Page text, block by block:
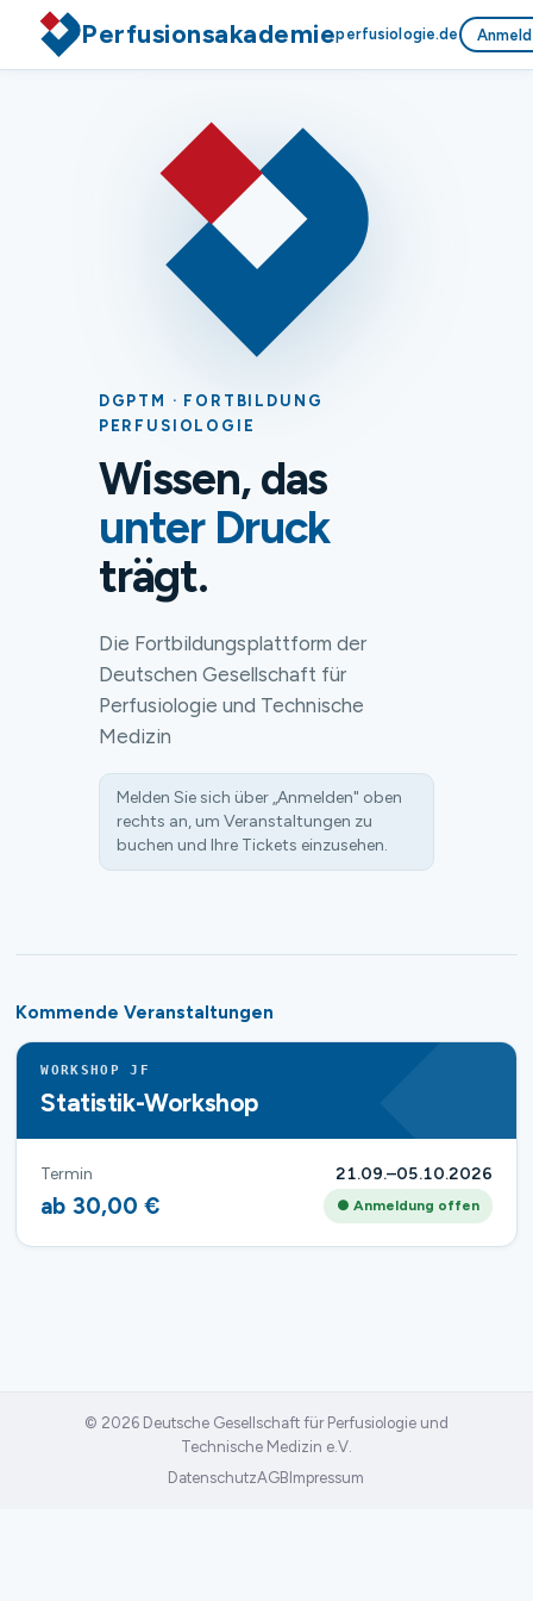
Perfusionsakademieperfusiologie.de
DGPTM · FORTBILDUNG
PERFUSIOLOGIE
Wissen, das
unter Druck
trägt.
Die Fortbildungsplattform der
Deutschen Gesellschaft für
Perfusiologie und Technische
Medizin
Melden Sie sich über „Anmelden" oben
rechts an, um Veranstaltungen zu
buchen und Ihre Tickets einzusehen.
Kommende Veranstaltungen
WORKSHOP JF
Statistik-Workshop
Termin 21.09.–05.10.2026
ab 30,00 € ● Anmeldung offen
© 2026 Deutsche Gesellschaft für Perfusiologie und
Technische Medizin e.V.
DatenschutzAGB Impressum